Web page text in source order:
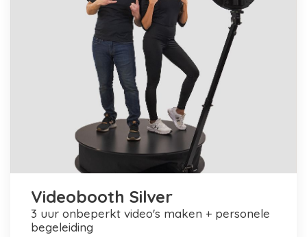
Videobooth Silver
3 uur onbeperkt video's maken + personele
begeleiding